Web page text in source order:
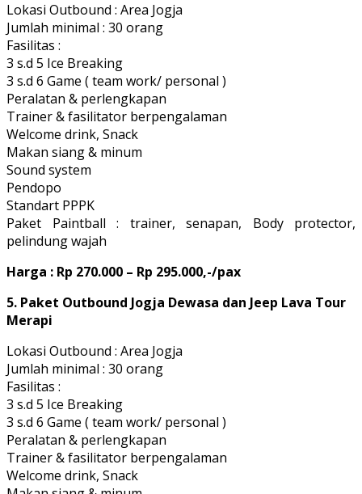
Lokasi Outbound : Area Jogja
Jumlah minimal : 30 orang
Fasilitas :
3 s.d 5 Ice Breaking
3 s.d 6 Game ( team work/ personal )
Peralatan & perlengkapan
Trainer & fasilitator berpengalaman
Welcome drink, Snack
Makan siang & minum
Sound system
Pendopo
Standart PPPK
Paket Paintball : trainer, senapan, Body protector,
pelindung wajah
Harga : Rp 270.000 – Rp 295.000,-/pax
5. Paket Outbound Jogja Dewasa dan Jeep Lava Tour
Merapi
Lokasi Outbound : Area Jogja
Jumlah minimal : 30 orang
Fasilitas :
3 s.d 5 Ice Breaking
3 s.d 6 Game ( team work/ personal )
Peralatan & perlengkapan
Trainer & fasilitator berpengalaman
Welcome drink, Snack